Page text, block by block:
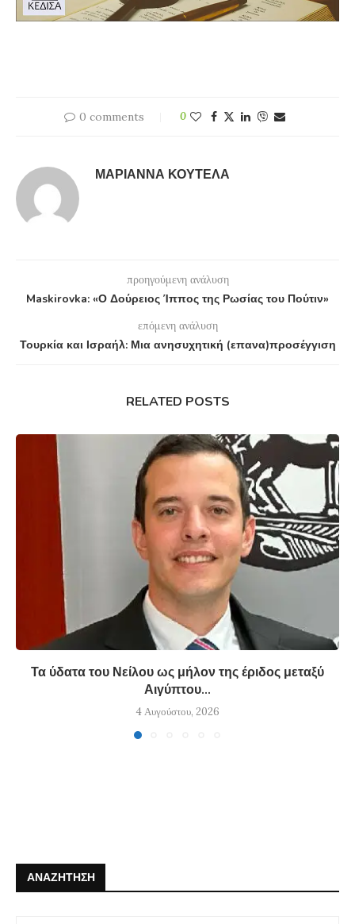
0 comments 0
ΜΑΡΙΆΝΝΑ ΚΟΥΤΈΛΑ
προηγούμενη ανάλυση
Maskirovka: «Ο Δούρειος Ίππος της Ρωσίας του Πούτιν»
επόμενη ανάλυση
Τουρκία και Ισραήλ: Μια ανησυχητική (επανα)προσέγγιση
RELATED POSTS
Τα ύδατα του Νείλου ως μήλον της έριδος μεταξύ
Αιγύπτου...
4 Αυγούστου, 2026
ΑΝΑΖΉΤΗΣΗ